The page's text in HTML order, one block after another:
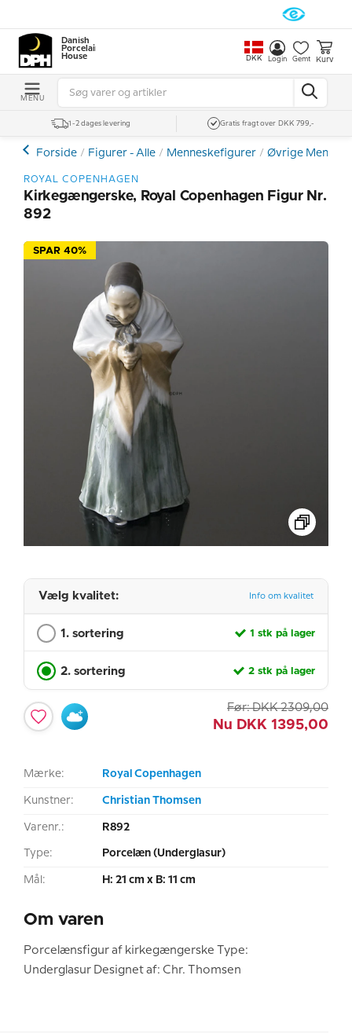
Danish
Porcelain
House
DKK Login Gemt Kurv
MENU
1-2 dages levering Gratis fragt over DKK 799,-
Forside Figurer - Alle Menneskefigurer Øvrige
ROYAL COPENHAGEN
Kirkegængerske, Royal Copenhagen Figur Nr.
892
SPAR 40%
Vælg kvalitet: Info om kvalitet
1. sortering 1 stk på lager
2. sortering 2 stk på lager
Før: DKK 2309,00
Nu DKK 1395,00
Mærke: Royal Copenhagen
Kunstner: Christian Thomsen
Varenr.: R892
Type: Porcelæn (Underglasur)
Mål: H: 21 cm x B: 11 cm
Om varen
Porcelænsfigur af kirkegængerske Type:
Underglasur Designet af: Chr. Thomsen